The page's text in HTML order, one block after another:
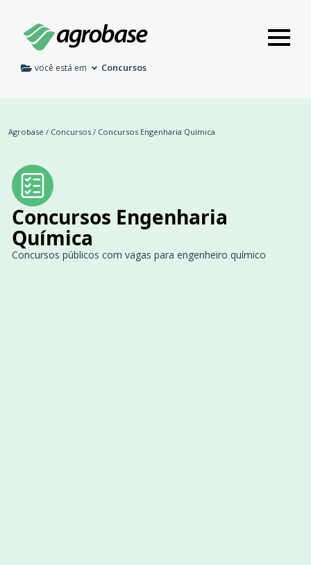
você está em Concursos
Agrobase / Concursos / Concursos Engenharia Química
Concursos Engenharia
Química
Concursos públicos com vagas para engenheiro químico